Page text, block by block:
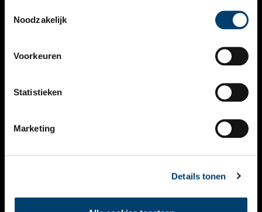
Noodzakelijk
Voorkeuren
Statistieken
Marketing
Details tonen
VERHALEN
KALENDER
THEMA’S
VIDEO’S
CONTACT